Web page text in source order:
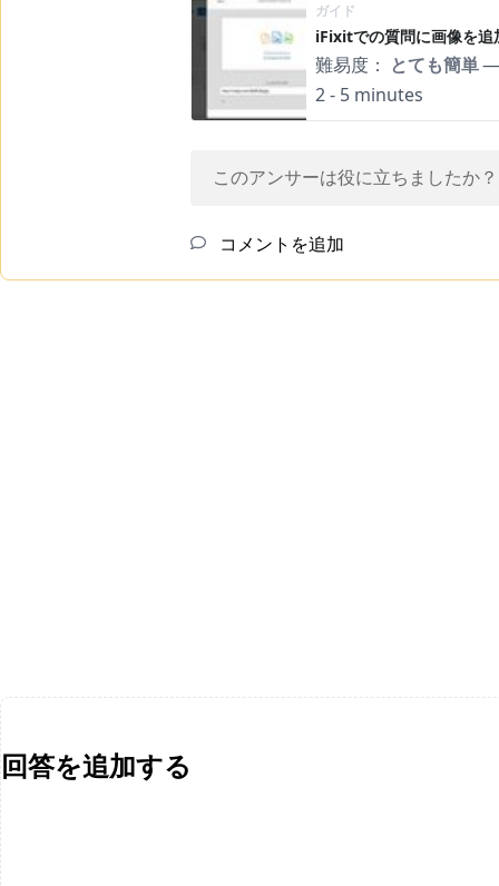
ガイド
iFixitでの質問に画像を追
難易度： とても簡単—
2 - 5 minutes
このアンサーは役に立ちましたか？
コメントを追加
回答を追加する